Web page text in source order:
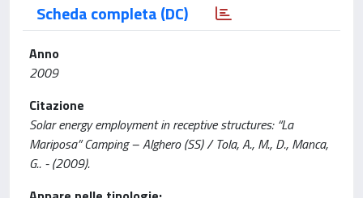
Scheda completa (DC)
Anno
2009
Citazione
Solar energy employment in receptive structures: “La
Mariposa” Camping – Alghero (SS) / Tola, A., M., D., Manca,
G.. - (2009).